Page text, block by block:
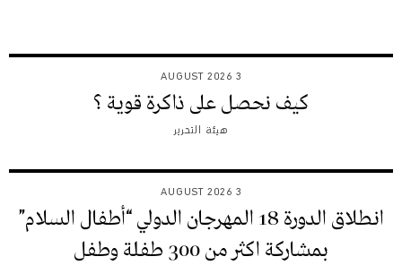
3 AUGUST 2026
كيف نحصل على ذاكرة قوية ؟
هيئة التحرير
3 AUGUST 2026
انطلاق الدورة 18 المهرجان الدولي “أطفال السلام”
بمشاركة اكثر من 300 طفلة وطفل